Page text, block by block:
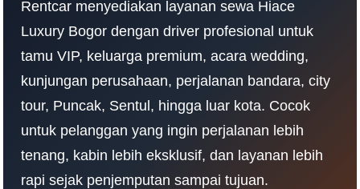
Rentcar menyediakan layanan sewa Hiace
Luxury Bogor dengan driver profesional untuk
tamu VIP, keluarga premium, acara wedding,
kunjungan perusahaan, perjalanan bandara, city
tour, Puncak, Sentul, hingga luar kota. Cocok
untuk pelanggan yang ingin perjalanan lebih
tenang, kabin lebih eksklusif, dan layanan lebih
rapi sejak penjemputan sampai tujuan.